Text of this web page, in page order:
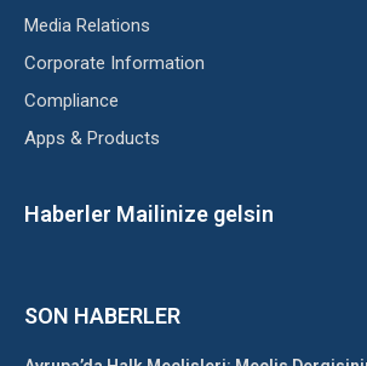
Media Relations
Corporate Information
Compliance
Apps & Products
Haberler Mailinize gelsin
SON HABERLER